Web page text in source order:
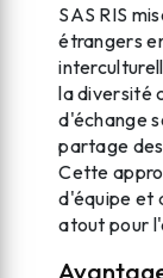
SAS RIS
étrangers
la diversité
d'échange
partage
Cette
d'équipe et
atout pour